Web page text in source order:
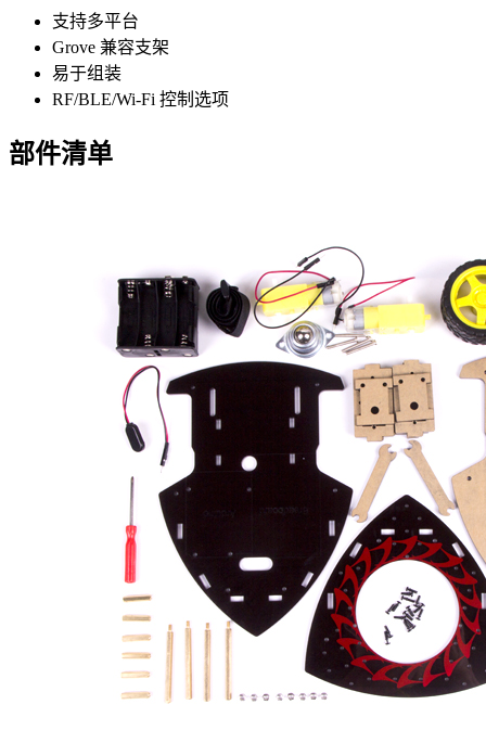
支持多平台
Grove 兼容支架
易于组装
RF/BLE/Wi-Fi 控制选项
部件清单